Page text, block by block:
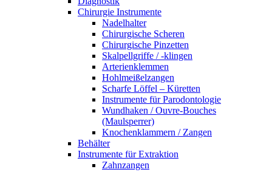
Chirurgie Instrumente
Nadelhalter
Chirurgische Scheren
Chirurgische Pinzetten
Skalpellgriffe / -klingen
Arterienklemmen
Hohlmeißelzangen
Scharfe Löffel – Küretten
Instrumente für Parodontologie
Wundhaken / Ouvre-Bouches
(Maulsperrer)
Knochenklammern / Zangen
Behälter
Instrumente für Extraktion
Zahnzangen